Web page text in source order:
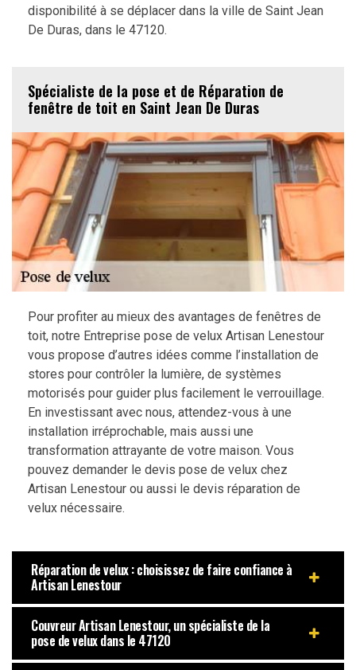
disponibilité à se déplacer dans la ville de Saint Jean
De Duras, dans le 47120.
Spécialiste de la pose et de Réparation de
fenêtre de toit en Saint Jean De Duras
Pour profiter au mieux des avantages de fenêtres de
toit, notre Entreprise pose de velux Artisan Lenestour
vous propose d’autres idées comme l’installation de
stores pour contrôler la lumière, de systèmes
motorisés pour guider plus facilement le verrouillage.
En investissant avec nous, attendez-vous à une
installation irréprochable, mais aussi une
transformation attrayante de votre maison. Vous
pouvez demander le devis pose de velux chez
Artisan Lenestour ou aussi le devis réparation de
velux nécessaire.
Réparation de velux : choisissez de faire confiance à
Artisan Lenestour
Couvreur Artisan Lenestour, un spécialiste de la
pose de velux dans le 47120